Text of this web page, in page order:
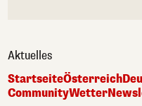
Aktuelles
StartseiteÖsterreich
CommunityWetter